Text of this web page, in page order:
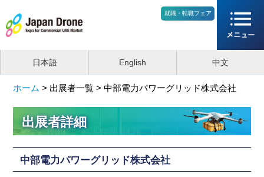
就職・転職フェア
日本語 English 中文
ホーム > 出展者一覧 > 中部電力パワーグリッド株式会社
出展者詳細
中部電力パワーグリッド株式会社